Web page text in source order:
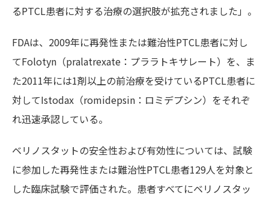
るPTCL患者に対する治療の選択肢が拡充されました」。
FDAは、2009年に再発性または難治性PTCL患者に対し
てFolotyn（pralatrexate：プララトキサレート）を、ま
た2011年には1剤以上の前治療を受けているPTCL患者に
対してIstodax（romidepsin：ロミデプシン）をそれぞ
れ迅速承認している。
ベリノスタットの安全性および有効性については、試験
に参加した再発性または難治性PTCL患者129人を対象と
した臨床試験で評価された。患者すべてにベリノスタッ